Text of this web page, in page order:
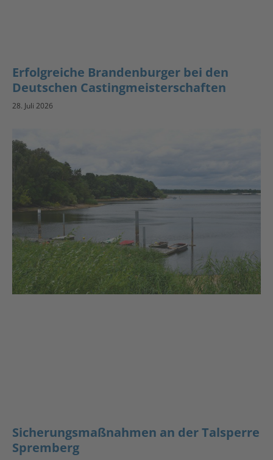
Erfolgreiche Brandenburger bei den
Deutschen Castingmeisterschaften
28. Juli 2026
Sicherungsmaßnahmen an der Talsperre
Spremberg